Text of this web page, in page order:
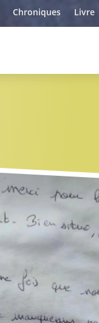
Chroniques Livre